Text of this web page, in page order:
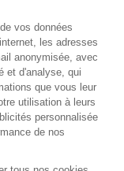
poids dans le
verre trempé,